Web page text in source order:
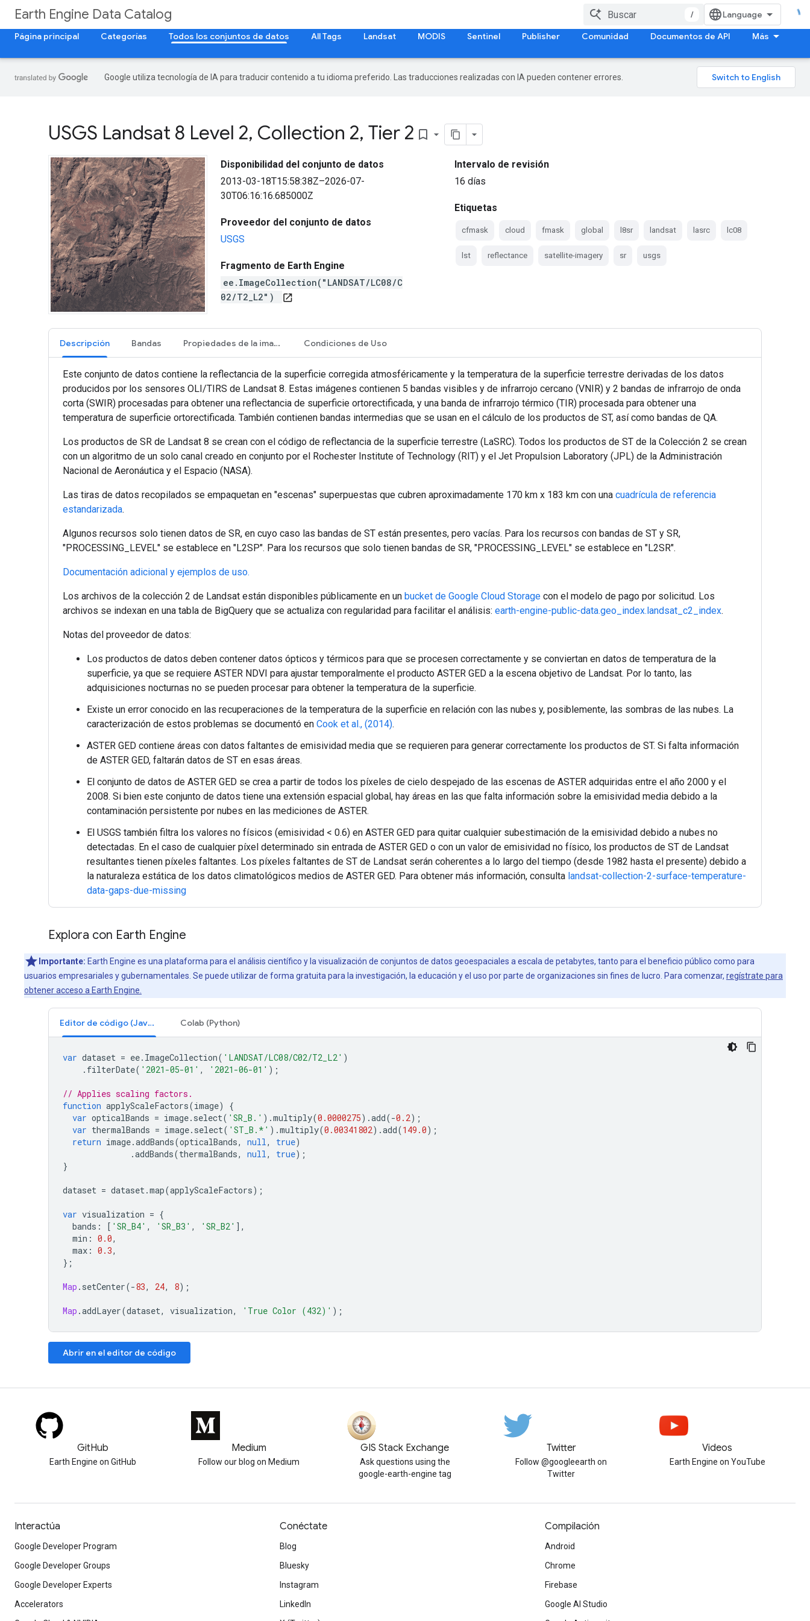
Earth Engine Data Catalog
/
Página principal
Categorías Todos los conjuntos de datos All Tags Landsat MODIS Sentinel Publisher Comunidad Documentos de API Más
Google utiliza tecnología de IA para traducir contenido a tu idioma preferido. Las traducciones realizadas con IA pueden contener errores.
USGS Landsat 8 Level 2, Collection 2, Tier 2 bookmark_border
Disponibilidad del conjunto de datos
2013-03-18T15:58:38Z–2026-07-
30T06:16:16.685000Z
Proveedor del conjunto de datos
USGS
Fragmento de Earth Engine
ee.ImageCollection("LANDSAT/LC08/C
02/T2_L2")
open_in_new
Intervalo de revisión
16 días
Etiquetas
cfmask cloud fmask global l8sr landsat lasrc lc08
lst reflectance satellite-imagery sr usgs
Descripción Bandas Propiedades de la imagen Condiciones de Uso
Este conjunto de datos contiene la reflectancia de la superficie corregida atmosféricamente y la temperatura de la superficie terrestre derivadas de los datos
producidos por los sensores OLI/TIRS de Landsat 8. Estas imágenes contienen 5 bandas visibles y de infrarrojo cercano (VNIR) y 2 bandas de infrarrojo de onda
corta (SWIR) procesadas para obtener una reflectancia de superficie ortorectificada, y una banda de infrarrojo térmico (TIR) procesada para obtener una
temperatura de superficie ortorectificada. También contienen bandas intermedias que se usan en el cálculo de los productos de ST, así como bandas de QA.
Los productos de SR de Landsat 8 se crean con el código de reflectancia de la superficie terrestre (LaSRC). Todos los productos de ST de la Colección 2 se crean
con un algoritmo de un solo canal creado en conjunto por el Rochester Institute of Technology (RIT) y el Jet Propulsion Laboratory (JPL) de la Administración
Nacional de Aeronáutica y el Espacio (NASA).
Las tiras de datos recopilados se empaquetan en "escenas" superpuestas que cubren aproximadamente 170 km x 183 km con una cuadrícula de referencia
estandarizada.
Algunos recursos solo tienen datos de SR, en cuyo caso las bandas de ST están presentes, pero vacías. Para los recursos con bandas de ST y SR,
"PROCESSING_LEVEL" se establece en "L2SP". Para los recursos que solo tienen bandas de SR, "PROCESSING_LEVEL" se establece en "L2SR".
Documentación adicional y ejemplos de uso.
Los archivos de la colección 2 de Landsat están disponibles públicamente en un bucket de Google Cloud Storage con el modelo de pago por solicitud. Los
archivos se indexan en una tabla de BigQuery que se actualiza con regularidad para facilitar el análisis: earth-engine-public-data.geo_index.landsat_c2_index.
Notas del proveedor de datos:
Los productos de datos deben contener datos ópticos y térmicos para que se procesen correctamente y se conviertan en datos de temperatura de la
superficie, ya que se requiere ASTER NDVI para ajustar temporalmente el producto ASTER GED a la escena objetivo de Landsat. Por lo tanto, las
adquisiciones nocturnas no se pueden procesar para obtener la temperatura de la superficie.
Existe un error conocido en las recuperaciones de la temperatura de la superficie en relación con las nubes y, posiblemente, las sombras de las nubes. La
caracterización de estos problemas se documentó en Cook et al., (2014).
ASTER GED contiene áreas con datos faltantes de emisividad media que se requieren para generar correctamente los productos de ST. Si falta información
de ASTER GED, faltarán datos de ST en esas áreas.
El conjunto de datos de ASTER GED se crea a partir de todos los píxeles de cielo despejado de las escenas de ASTER adquiridas entre el año 2000 y el
2008. Si bien este conjunto de datos tiene una extensión espacial global, hay áreas en las que falta información sobre la emisividad media debido a la
contaminación persistente por nubes en las mediciones de ASTER.
El USGS también filtra los valores no físicos (emisividad < 0.6) en ASTER GED para quitar cualquier subestimación de la emisividad debido a nubes no
detectadas. En el caso de cualquier píxel determinado sin entrada de ASTER GED o con un valor de emisividad no físico, los productos de ST de Landsat
resultantes tienen píxeles faltantes. Los píxeles faltantes de ST de Landsat serán coherentes a lo largo del tiempo (desde 1982 hasta el presente) debido a
la naturaleza estática de los datos climatológicos medios de ASTER GED. Para obtener más información, consulta landsat-collection-2-surface-temperature-
data-gaps-due-missing
Explora con Earth Engine
Importante: Earth Engine es una plataforma para el análisis científico y la visualización de conjuntos de datos geoespaciales a escala de petabytes, tanto para el beneficio público como para
usuarios empresariales y gubernamentales. Se puede utilizar de forma gratuita para la investigación, la educación y el uso por parte de organizaciones sin fines de lucro. Para comenzar, regístrate para
obtener acceso a Earth Engine.
Editor de código (JavaScript) Colab (Python)
var dataset = ee. ImageCollection( 'LANDSAT/LC08/C02/T2_L2' )
. filterDate( '2021-05-01' , '2021-06-01' );
// Applies scaling factors.
function applyScaleFactors(image)
{
var opticalBands = image. select( 'SR_B.' ).multiply(0.0000275).add(-0.2);
var thermalBands = image. select( 'ST_B.*' ).multiply(0.00341802).add(149.0);
return image.addBands(opticalBands, null, true)
.addBands(thermalBands, null, true);
}
dataset = dataset.map(applyScaleFactors);
var visualization = {
bands : [ 'SR_B4' , 'SR_B3' , 'SR_B2' ],
min : 0.0,
max : 0.3,
};
Map . setCenter(-83, 24, 8);
Map .addLayer(dataset, visualization, 'True Color (432)' );
Abrir en el editor de código
GitHub
Earth Engine on GitHub
Medium
Follow our blog on Medium
GIS Stack Exchange
Ask questions using the
google-earth-engine tag
Twitter
Follow @googleearth on
Twitter
Videos
Earth Engine on YouTube
Interactúa
Google Developer Program
Google Developer Groups
Google Developer Experts
Accelerators
Conéctate
Blog
Bluesky
Instagram
LinkedIn
Compilación
Android
Chrome
Firebase
Google AI Studio